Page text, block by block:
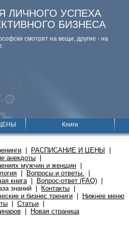
ЛИЧНОГО УСПЕХА
БИЗНЕСА
смотpят на вещи, дpугие - на
Книги
РАСПИСАНИЕ И ЦЕНЫ
анекдоты
мужчин и женщин
Вопросы и ответы.
книга| Вопрос-ответ (FAQ)
знаний Контакты
и бизнес трениги Нижнее меню
Статьи
Новая страница